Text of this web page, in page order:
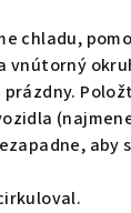
chladu,
vnútorný
aby